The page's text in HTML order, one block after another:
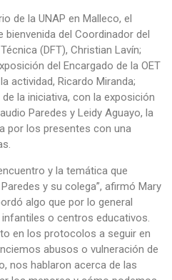
de la UNAP en Malleco, el
del Coordinador del
(DFT), Christian Lavín;
del Encargado de la OET
actividad, Ricardo Miranda;
la iniciativa, con la exposición
Paredes y Leidy Aguayo, la
por los presentes con una
y la temática que
y su colega”, afirmó Mary
algo que por lo general
o centros educativos.
en los protocolos a seguir en
abusos o vulneración de
nos hablaron acerca de las